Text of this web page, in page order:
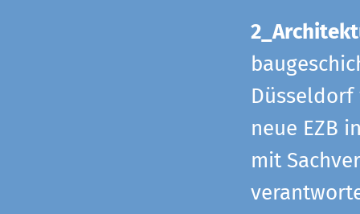
neue EZB
mit